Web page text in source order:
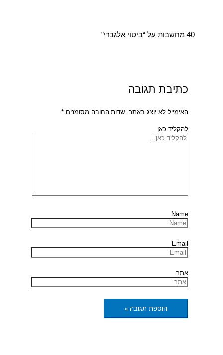
40 מחשבות על “ביטוי אלגברי”
כתיבת תגובה
האימייל לא יוצג באתר. שדות החובה מסומנים *
להקליד כאן...
Name
Email
אתר